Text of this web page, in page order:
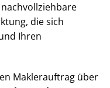
die sich
Ihren
Maklerauftrag über